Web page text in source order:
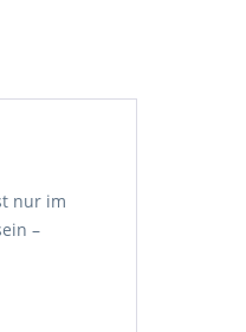
nur im
–